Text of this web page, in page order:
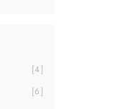
4
6